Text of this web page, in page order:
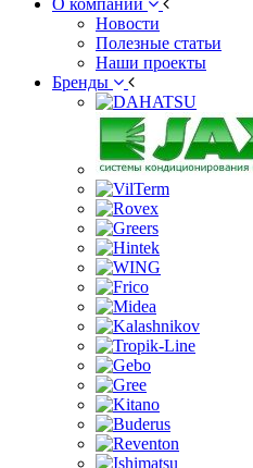
О компании
Новости
Полезные статьи
Наши проекты
Бренды